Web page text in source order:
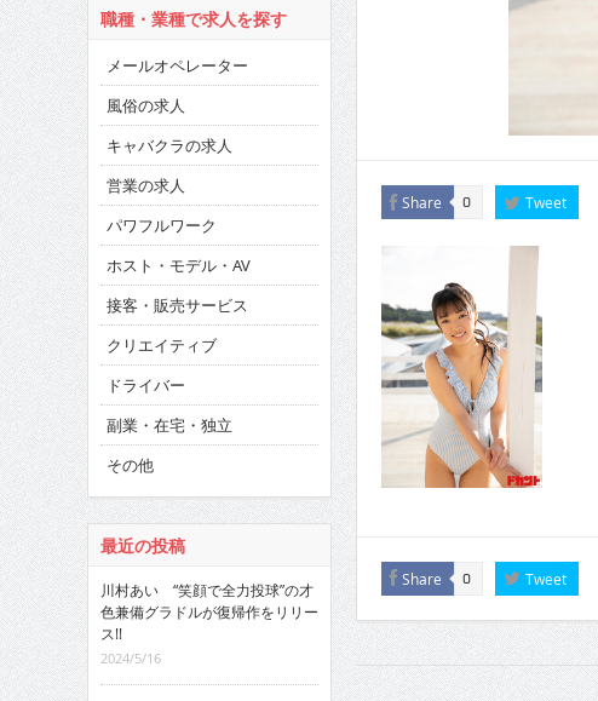
Share 0 Tweet
Share 0 Tweet
職種・業種で求人を探す
メールオペレーター
風俗の求人
キャバクラの求人
営業の求人
パワフルワーク
ホスト・モデル・AV
接客・販売サービス
クリエイティブ
ドライバー
副業・在宅・独立
その他
最近の投稿
川村あい “笑顔で全力投球”の才
色兼備グラドルが復帰作をリリー
ス!!
2024/5/16